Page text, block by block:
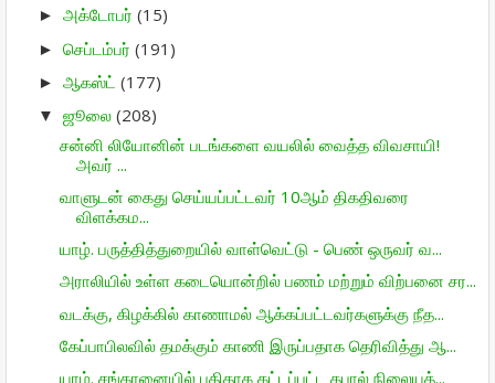
► அக்டோபர் (15)
► செப்டம்பர் (191)
► ஆகஸ்ட் (177)
▼ ஜூலை (208)
சன்னி லியோனின் படங்களை வயலில் வைத்த விவசாயி!
அவர் ...
வாளுடன் கைது செய்யப்பட்டவர் 10ஆம் திகதிவரை
விளக்கம...
யாழ். பருத்தித்துறையில் வாள்வெட்டு - பெண் ஒருவர் வ...
அராலியில் உள்ள கடையொன்றில் பணம் மற்றும் விற்பனை சர...
வடக்கு, கிழக்கில் காணாமல் ஆக்கப்பட்டவர்களுக்கு நீத...
கேப்பாபிலவில் தமக்கும் காணி இருப்பதாக தெரிவித்து ஆ...
யாழ். சங்கானையில் புதிதாக கட்டப்பட்ட தபால் நிலையத்...